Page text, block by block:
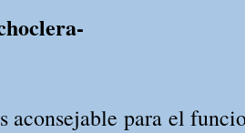
aconsejable para el